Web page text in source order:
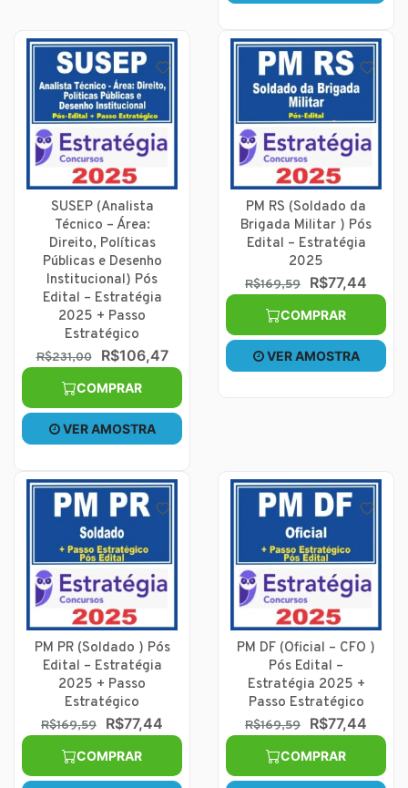
SUSEP (Analista
Técnico – Área:
Direito, Políticas
Públicas e Desenho
Institucional) Pós
Edital – Estratégia
2025 + Passo
Estratégico
R$231,00 R$106,47
COMPRAR
VER AMOSTRA
PM RS (Soldado da
Brigada Militar ) Pós
Edital – Estratégia
2025
R$169,59 R$77,44
COMPRAR
VER AMOSTRA
PM PR (Soldado ) Pós
Edital – Estratégia
2025 + Passo
Estratégico
R$169,59 R$77,44
COMPRAR
PM DF (Oficial – CFO )
Pós Edital –
Estratégia 2025 +
Passo Estratégico
R$169,59 R$77,44
COMPRAR